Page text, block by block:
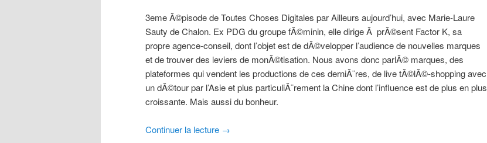
3eme Ã©pisode de Toutes Choses Digitales par Ailleurs aujourd’hui, avec Marie-Laure
Sauty de Chalon. Ex PDG du groupe fÃ©minin, elle dirige Ã prÃ©sent Factor K, sa
propre agence-conseil, dont l’objet est de dÃ©velopper l’audience de nouvelles marques
et de trouver des leviers de monÃ©tisation. Nous avons donc parlÃ© marques, des
plateformes qui vendent les productions de ces derniÃ¨res, de live tÃ©lÃ©-shopping avec
un dÃ©tour par l’Asie et plus particuliÃ¨rement la Chine dont l’influence est de plus en plus
croissante. Mais aussi du bonheur.
Continuer la lecture →